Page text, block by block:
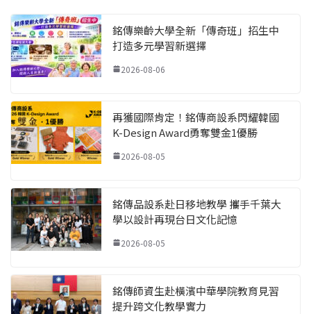
銘傳樂齡大學全新「傳奇班」招生中
打造多元學習新選擇
2026-08-06
再獲國際肯定！銘傳商設系閃耀韓國
K-Design Award勇奪雙金1優勝
2026-08-05
銘傳品設系赴日移地教學 攜手千葉大
學以設計再現台日文化記憶
2026-08-05
銘傳師資生赴橫濱中華學院教育見習
提升跨文化教學實力